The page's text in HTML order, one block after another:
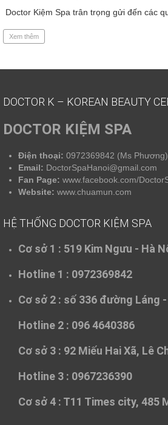
Doctor Kiệm Spa trân trọng gửi đến các
Xem thêm
DOCTOR K – KOREAN BEAUTY
DOCTOR KIỆM SPA
Điện thoại: 0972369842 (Ms
Email: DoctorSpaHanoi@gmail.com
Fan Page: www.facebook.com/
Website: www.chuamun.com
HỆ THỐNG DOCTOR KIỆM SPA
Cơ sở 1 : 519 Kim Ngưu - Hà
Hotline 1 : 0972369842
Cơ sở 2 : số 336 đường Láng
Hotline 2 : 096 4640386
Cơ sở 3 : 92 Miếu Hai Xã, Lê
Hotline 3 : 0967236390
Cơ sở 4 : T11 Times city, 485